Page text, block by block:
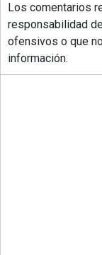
Los comentarios
responsabilidad
ofensivos o que
información.